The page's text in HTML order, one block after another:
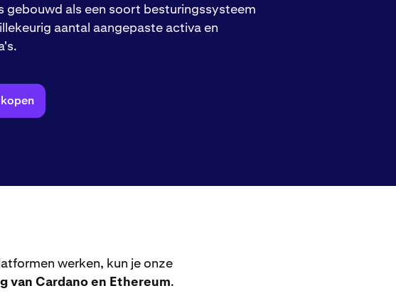
gebouwd als een soort besturingssysteem
aantal aangepaste activa en
werken, kun je onze
van Cardano en Ethereum.